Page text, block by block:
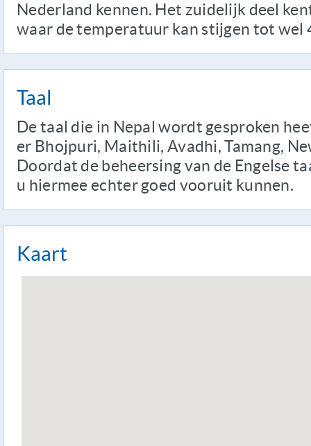
Nederland kennen. Het zuidelijk deel
waar de temperatuur kan stijgen tot wel
Taal
De taal die in Nepal wordt gesproken
er Bhojpuri, Maithili, Avadhi, Tamang,
Doordat de beheersing van de Engelse
u hiermee echter goed vooruit kunnen.
Kaart